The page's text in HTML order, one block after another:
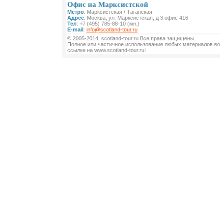
Офис на Марксистской
Метро: Марксистская / Таганская
Адрес: Москва, ул. Марксистская, д 3 офис 416
Тел: +7 (495) 785-88-10 (мн.)
E-mail: info@scotland-tour.ru
© 2005-2014, scotland-tour.ru Все права защищены.
Полное или частичное использование любых материалов
ссылке на www.scotland-tour.ru!